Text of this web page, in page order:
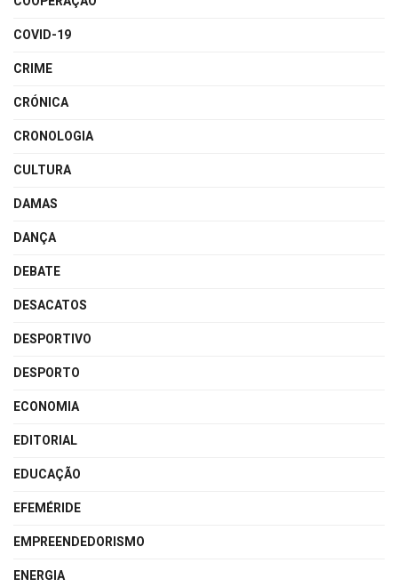
COVID-19
CRIME
CRÓNICA
CRONOLOGIA
CULTURA
DAMAS
DANÇA
DEBATE
DESACATOS
DESPORTIVO
DESPORTO
ECONOMIA
EDITORIAL
EDUCAÇÃO
EFEMÉRIDE
EMPREENDEDORISMO
ENERGIA